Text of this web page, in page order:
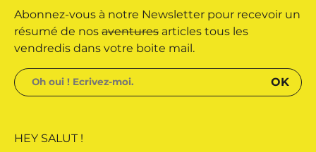
par Buena Onda Web •
Abonnez-vous à notre Newsletter pour recevoir un
résumé de nos aventures articles tous les
vendredis dans votre boite mail.
HEY SALUT !